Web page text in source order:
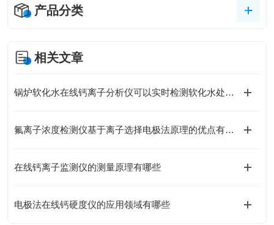
产品分类
相关文章
锅炉软化水在线钙离子分析仪可以实时检测软化水处理效果
氟离子浓度检测仪基于离子选择电极法原理的优点有哪些
在线钙离子监测仪的测量原理有哪些
电极法在线钙硬度仪的应用领域有哪些